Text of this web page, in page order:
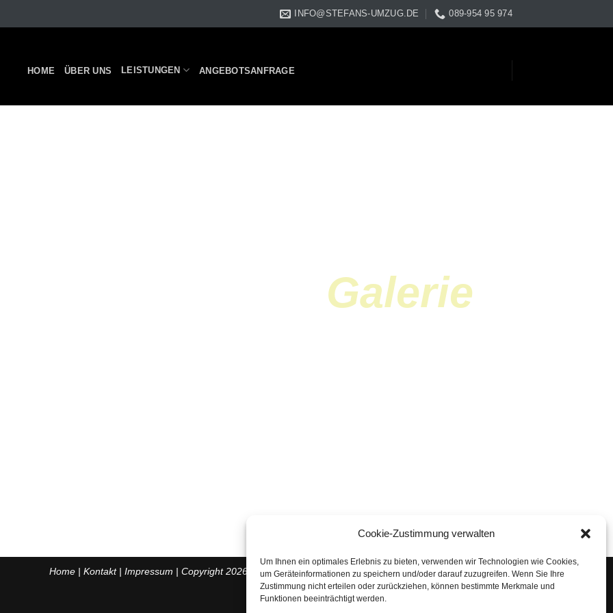
Cookie-Zustimmung verwalten
Um Ihnen ein optimales Erlebnis zu bieten, verwenden wir Technologien wie Cookies,
um Geräteinformationen zu speichern und/oder darauf zuzugreifen. Wenn Sie Ihre
Zustimmung nicht erteilen oder zurückziehen, können bestimmte Merkmale und
Funktionen beeinträchtigt werden.
INFO@STEFANS-UMZUG.DE 089-954 95 974
HOME ÜBER UNS LEISTUNGEN ANGEBOTSANFRAGE
Galerie
Home | Kontakt | Impressum | Copyright 2026 ©